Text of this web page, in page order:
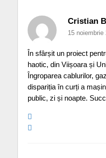
Cristian
15 noiembrie
În sfârșit un proiect
haotic, din Viișoara și
Îngroparea cablurilor,
dispariția în curți a
public, zi și noapte.